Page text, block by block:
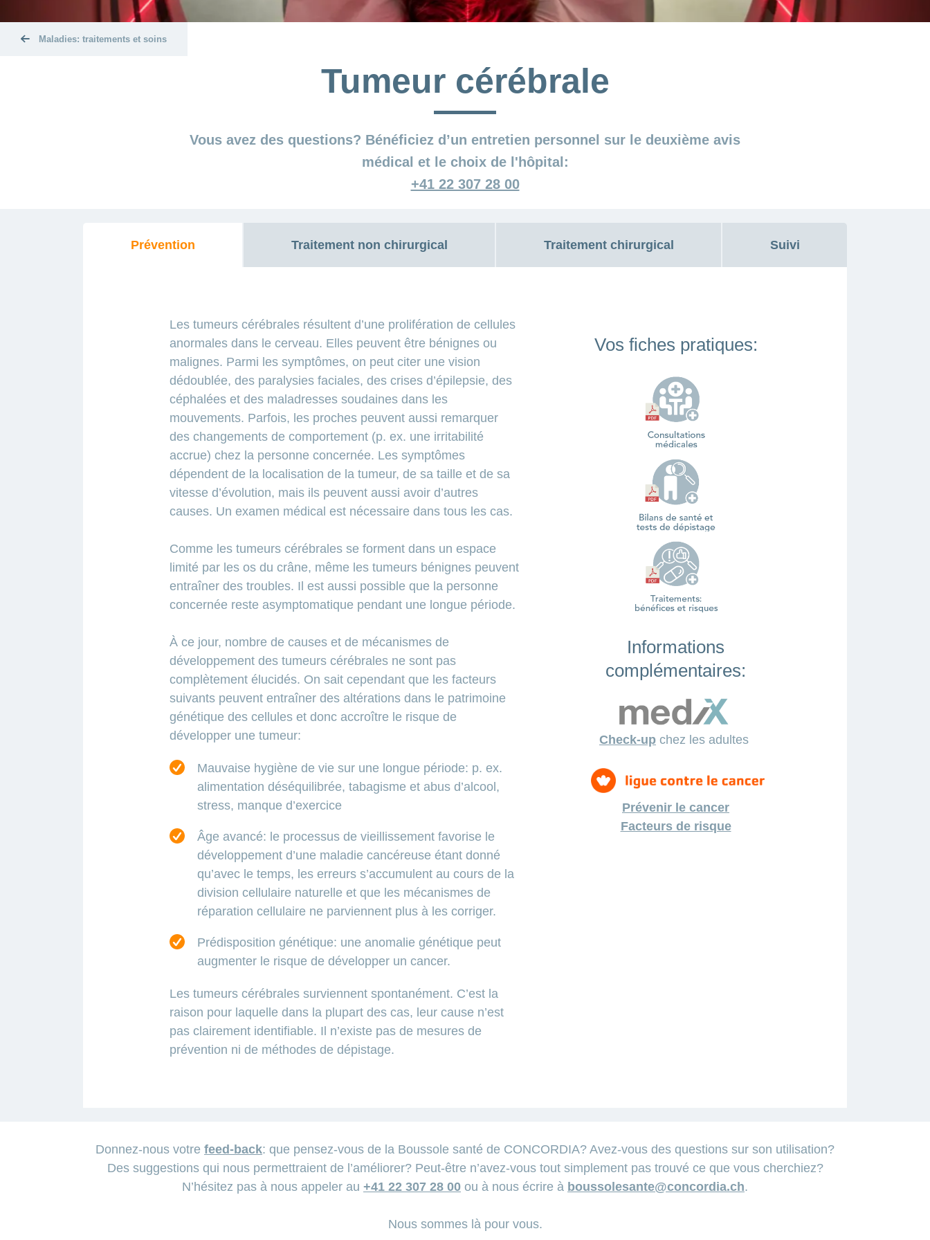
Maladies: traitements et soins
Tumeur cérébrale
Vous avez des questions? Bénéficiez d’un entretien personnel sur le deuxième avis
médical et le choix de l'hôpital:
+41 22 307 28 00
Prévention Traitement non chirurgical Traitement chirurgical Suivi
Les tumeurs cérébrales résultent d’une prolifération de cellules
anormales dans le cerveau. Elles peuvent être bénignes ou
malignes. Parmi les symptômes, on peut citer une vision
dédoublée, des paralysies faciales, des crises d’épilepsie, des
céphalées et des maladresses soudaines dans les
mouvements. Parfois, les proches peuvent aussi remarquer
des changements de comportement (p. ex. une irritabilité
accrue) chez la personne concernée. Les symptômes
dépendent de la localisation de la tumeur, de sa taille et de sa
vitesse d’évolution, mais ils peuvent aussi avoir d’autres
causes. Un examen médical est nécessaire dans tous les cas.
Comme les tumeurs cérébrales se forment dans un espace
limité par les os du crâne, même les tumeurs bénignes peuvent
entraîner des troubles. Il est aussi possible que la personne
concernée reste asymptomatique pendant une longue période.
À ce jour, nombre de causes et de mécanismes de
développement des tumeurs cérébrales ne sont pas
complètement élucidés. On sait cependant que les facteurs
suivants peuvent entraîner des altérations dans le patrimoine
génétique des cellules et donc accroître le risque de
développer une tumeur:
Mauvaise hygiène de vie sur une longue période: p. ex.
alimentation déséquilibrée, tabagisme et abus d’alcool,
stress, manque d’exercice
Âge avancé: le processus de vieillissement favorise le
développement d’une maladie cancéreuse étant donné
qu’avec le temps, les erreurs s’accumulent au cours de la
division cellulaire naturelle et que les mécanismes de
réparation cellulaire ne parviennent plus à les corriger.
Prédisposition génétique: une anomalie génétique peut
augmenter le risque de développer un cancer.
Les tumeurs cérébrales surviennent spontanément. C’est la
raison pour laquelle dans la plupart des cas, leur cause n’est
pas clairement identifiable. Il n’existe pas de mesures de
prévention ni de méthodes de dépistage.
Vos fiches pratiques:
Informations
complémentaires:
Check-up chez les adultes
Prévenir le cancer
Facteurs de risque
En
La
Même
Donnez-nous votre feed-back: que pensez-vous de la Boussole santé de CONCORDIA? Avez-vous des questions sur son utilisation?
Des suggestions qui nous permettraient de l’améliorer? Peut-être n’avez-vous tout simplement pas trouvé ce que vous cherchiez?
N’hésitez pas à nous appeler au +41 22 307 28 00 ou à nous écrire à boussolesante@concordia.ch.
Nous sommes là pour vous.